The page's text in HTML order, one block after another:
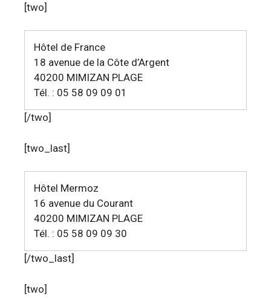
[two]
Hôtel de France
18 avenue de la Côte d’Argent
40200 MIMIZAN PLAGE
Tél. : 05 58 09 09 01
[/two]
[two_last]
Hôtel Mermoz
16 avenue du Courant
40200 MIMIZAN PLAGE
Tél. : 05 58 09 09 30
[/two_last]
[two]